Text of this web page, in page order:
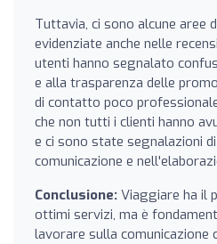
Tuttavia, ci sono alcune aree
evidenziate anche nelle
utenti hanno segnalato
e alla trasparenza delle
di contatto poco
che non tutti i clienti hanno
e ci sono state segnalazioni
comunicazione e
Conclusione: Viaggiare ha il
ottimi servizi, ma è
lavorare sulla comunicazione